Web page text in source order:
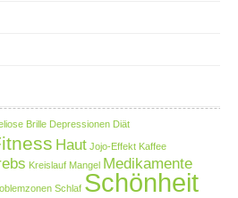
Brille Depressionen Diät
Haut Jojo-Effekt Kaffee
Kreislauf Mangel Medikamente
Schlaf Schönheit